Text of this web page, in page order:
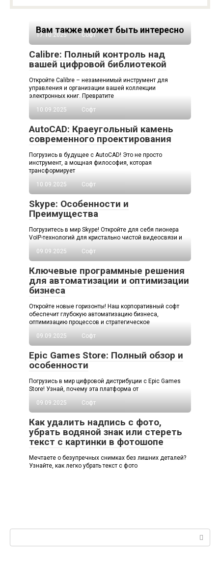
Вам также может быть интересно
17.10.2025 Софт
Calibre: Полный контроль над
вашей цифровой библиотекой
Откройте Calibre – незаменимый инструмент для
управления и организации вашей коллекции
электронных книг. Превратите
10.09.2025
Софт
AutoCAD: Краеугольный камень
современного проектирования
Погрузись в будущее с AutoCAD! Это не просто
инструмент, а мощная философия, которая
трансформирует
10.09.2025
Софт
Skype: Особенности и
Преимущества
Погрузитесь в мир Skype! Откройте для себя пионера
VoIP-технологий для кристально чистой видеосвязи и
09.09.2025
Софт
Ключевые программные решения
для автоматизации и оптимизации
бизнеса
Откройте новые горизонты! Наш корпоративный софт
обеспечит глубокую автоматизацию бизнеса,
оптимизацию процессов и стратегическое
09.09.2025
Софт
Epic Games Store: Полный обзор и
особенности
Погрузись в мир цифровой дистрибуции с Epic Games
Store! Узнай, почему эта платформа от
09.09.2025
Софт
Как удалить надпись с фото,
убрать водяной знак или стереть
текст с картинки в фотошопе
Мечтаете о безупречных снимках без лишних деталей?
Узнайте, как легко убрать текст с фото